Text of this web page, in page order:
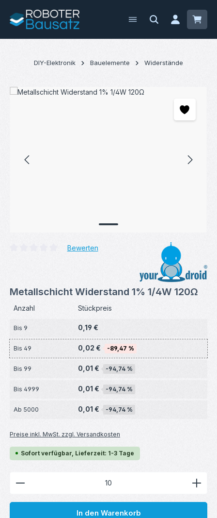
Zum Hauptinhalt springen
DIY-Elektronik Bauelemente Widerstände
Bildergalerie überspringen
Durchschnittliche Bewertung von 0 von 5 Sternen
Bewerten
Metallschicht Widerstand 1% 1/4W 120Ω
Anzahl Stückpreis
Bis 9 0,19 €
Bis 49 0,02 € -89,47 %
Bis 99 0,01 € -94,74 %
Bis 4999 0,01 € -94,74 %
Ab 5000 0,01 € -94,74 %
Preise inkl. MwSt. zzgl. Versandkosten
Sofort verfügbar, Lieferzeit: 1-3 Tage
Produkt Anzahl: Gib den gewünschten Wert ein
In den Warenkorb